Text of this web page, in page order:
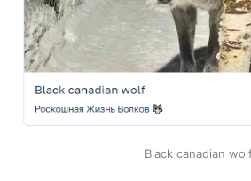
Black canadian